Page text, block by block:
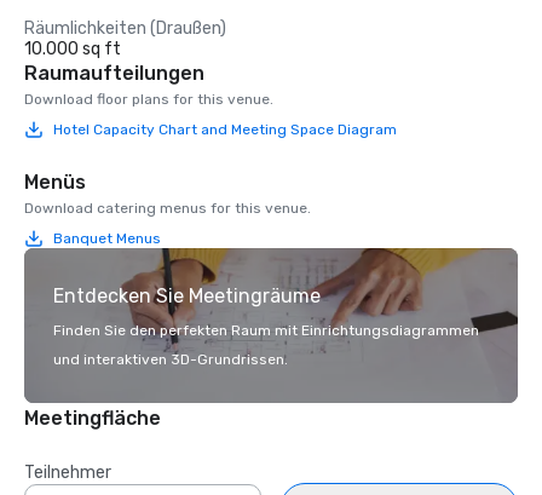
Räumlichkeiten (Draußen)
10.000 sq ft
Raumaufteilungen
Download floor plans for this venue.
Hotel Capacity Chart and Meeting Space Diagram
Menüs
Download catering menus for this venue.
Banquet Menus
Entdecken Sie Meetingräume
Finden Sie den perfekten Raum mit Einrichtungsdiagrammen
und interaktiven 3D-Grundrissen.
Meetingfläche
Teilnehmer